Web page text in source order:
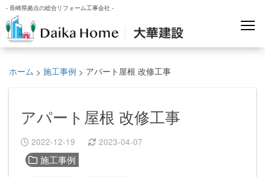
- 長崎県拠点の総合リフォーム工事会社 -
ホーム > 施工事例 > アパート屋根 改修工事
アパート屋根 改修工事
2022-12-19 2023-04-07
施工事例